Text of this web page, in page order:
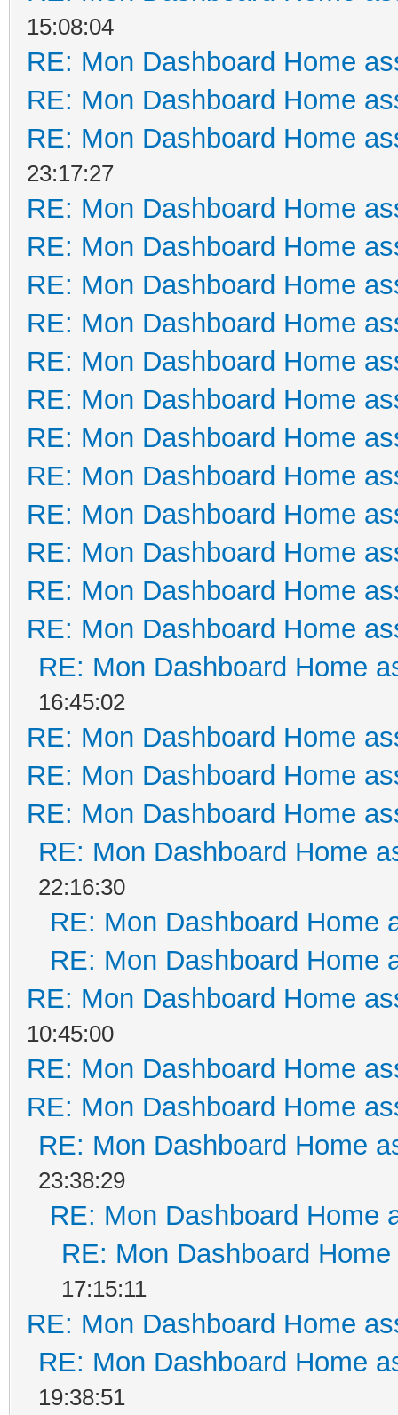
15:08:04
RE: Mon Dashboard Home
RE: Mon Dashboard Home
RE: Mon Dashboard Home
23:17:27
RE: Mon Dashboard Home
RE: Mon Dashboard Home
RE: Mon Dashboard Home
RE: Mon Dashboard Home
RE: Mon Dashboard Home
RE: Mon Dashboard Home
RE: Mon Dashboard Home
RE: Mon Dashboard Home
RE: Mon Dashboard Home
RE: Mon Dashboard Home
RE: Mon Dashboard Home
RE: Mon Dashboard Home
RE: Mon Dashboard Home
16:45:02
RE: Mon Dashboard Home
RE: Mon Dashboard Home
RE: Mon Dashboard Home
RE: Mon Dashboard Home
22:16:30
RE: Mon Dashboard Home
RE: Mon Dashboard Home
RE: Mon Dashboard Home
10:45:00
RE: Mon Dashboard Home
RE: Mon Dashboard Home
RE: Mon Dashboard Home
23:38:29
RE: Mon Dashboard Home
RE: Mon Dashboard
17:15:11
RE: Mon Dashboard Home
RE: Mon Dashboard Home
19:38:51